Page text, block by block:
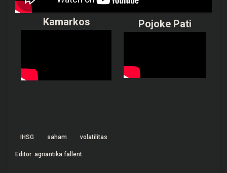
Kamarkos Pojoke Pati
IHSG saham volatilitas
Editor: agriantika fallent